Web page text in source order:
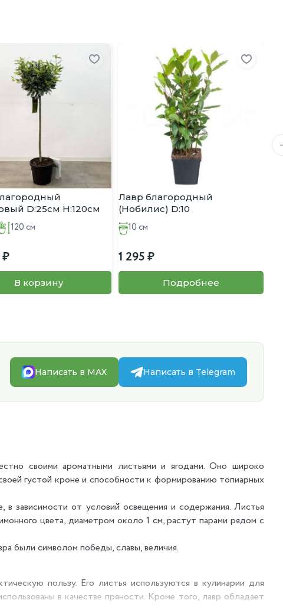
D:25см H:120см
120 см
В корзину
Лавр благородный
(Нобилис) D:10
10 см
1 295
Подробнее
Написать в MAX Написать в Telegram
своими ароматными листьями и ягодами. Оно широко
густой кроне и способности к формированию топиарных
от условий освещения и содержания. Листья
цвета, диаметром около 1 см, растут парами рядом с
были символом победы, славы, величия.
пользу. Его листья используются в кулинарии для
в качестве пряности. Кроме того, лавр обладает